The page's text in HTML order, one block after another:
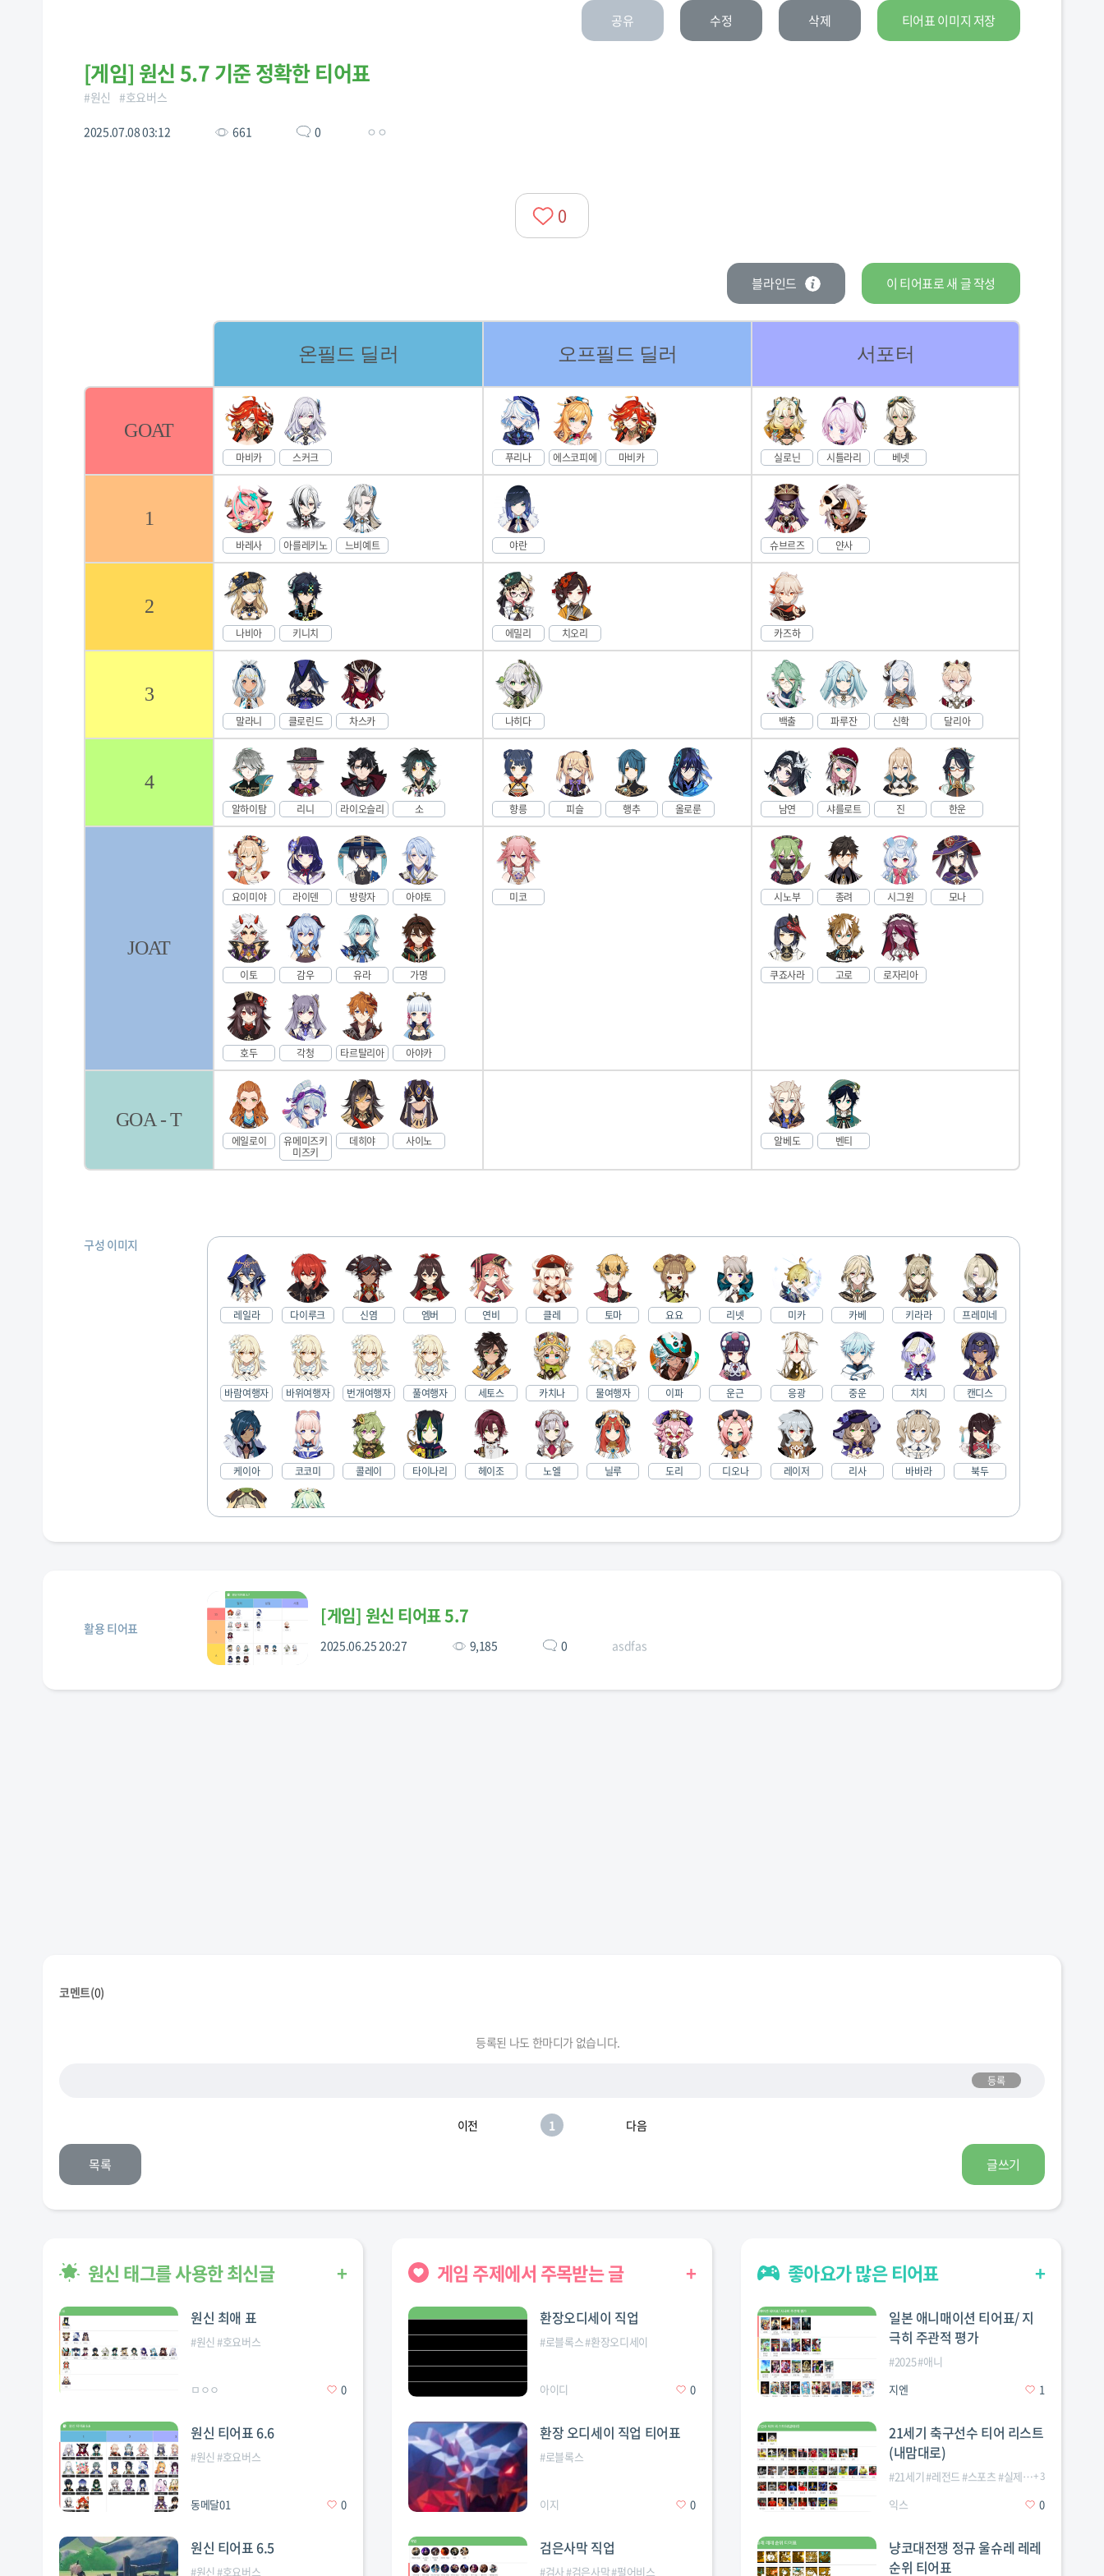
공유 수정 삭제 티어표 이미지 저장
[게임] 원신 5.7 기준 정확한 티어표
#원신 #호요버스
2025.07.08 03:12 661 0 ㅇㅇ
0
블라인드 이 티어표로새 글작성
GOAT
1
2
3
4
JOAT
GOA - T
온필드 딜러
마비카 스커크
바레사 아를레키노 느비예트
나비아 키니치
말라니 클로린드 차스카
알하이탐 리니 라이오슬리 소
요이미야 라이덴 방랑자 아야토
이토 감우 유라 가명
호두 각청 타르탈리아 아야카
에일로이 유메미즈키
미즈키
데히야 사이노
오프필드 딜러
푸리나 에스코피에 마비카
야란
에밀리 치오리
나히다
향릉 피슬 행추 올로룬
미코
서포터
실로닌 시틀라리 베넷
슈브르즈 얀사
카즈하
백출 파루잔 신학 달리아
남연 샤를로트 진 한운
시노부 종려 시그윈 모나
쿠죠사라 고로 로자리아
알베도 벤티
구성 이미지
레일라 다이루크 신염 엠버 연비 클레 토마 요요 리넷 미카 카베 키라라 프레미네
바람여행자 바위여행자 번개여행자 풀여행자 세토스 카치나 물여행자 이파 운근 응광 중운 치치 캔디스
케이아 코코미 콜레이 타이나리 헤이조 노엘 닐루 도리 디오나 레이저 리사 바바라 북두
활용 티어표
[게임] 원신 티어표 5.7
2025.06.25 20:27 9,185 0 asdfas
코멘트(0)
등록된 나도 한마디가 없습니다.
등록
이전 1 다음
목록 글쓰기
원신 태그를 사용한 최신글 +
원신 최애 표
#원신 #호요버스
ㅁㅇㅇ 0
원신 티어표 6.6
#원신 #호요버스
동메달01 0
원신 티어표 6.5
#원신 #호요버스
게임 주제에서 주목받는 글 +
환장오디세이 직업
#로블록스#환장오디세이
아이디 0
환장 오디세이 직업 티어표
#로블록스
이지 0
검은사막 직업
#검사#검은사막#펄어비스
좋아요가 많은 티어표 +
일본 애니매이션 티어표/ 지
극히 주관적 평가
#2025#애니
지엔
1
21세기 축구선수 티어 리스트
(내맘대로)
#21세기#레전드#스포츠#실제축구 #
+3
익스 0
냥코대전쟁 정규 울슈레 레레
순위 티어표